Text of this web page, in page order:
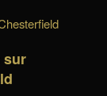
sur